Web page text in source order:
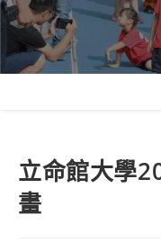
立命館大學
畫